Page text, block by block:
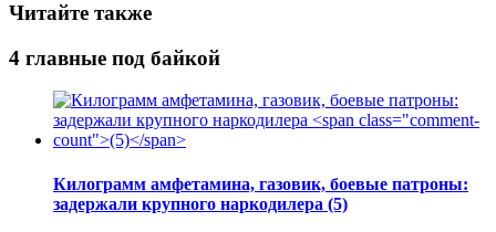
Читайте также
4 главные под байкой
Килограмм амфетамина, газовик, боевые патроны:
задержали крупного наркодилера (5)